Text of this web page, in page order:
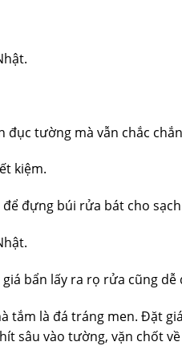
tường mà vẫn chắc
kiệm.
đựng búi rửa bát cho
bẩn lấy ra rọ rửa cũng dễ
tắm là đá tráng men. Đặt
sâu vào tường, vặn chốt